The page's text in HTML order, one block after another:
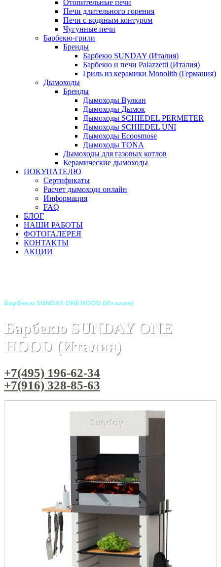
Отопительные печи
Печи длительного горения
Печи с водяным контуром
Чугунные печи
Барбекю-грили
Бренды
Барбекю SUNDAY (Италия)
Барбекю и печи Palazzetti (Италия)
Гриль из керамики Monolith (Германия)
Дымоходы
Бренды
Дымоходы Вулкан
Дымоходы Дымок
Дымоходы SCHIEDEL PERMETER
Дымоходы SCHIEDEL UNI
Дымоходы Ecoosmose
Дымоходы TONA
Дымоходы для газовых котлов
Керамические дымоходы
ПОКУПАТЕЛЮ
Сертификаты
Расчет дымохода онлайн
Информация
FAQ
БЛОГ
НАШИ РАБОТЫ
ФОТОГАЛЕРЕЯ
КОНТАКТЫ
АКЦИИ
Барбекю SUNDAY ONE HOOD (Италия)
Барбекю SUNDAY ONE
HOOD (Италия)
+7(495) 196-62-34
+7(916) 328-85-63